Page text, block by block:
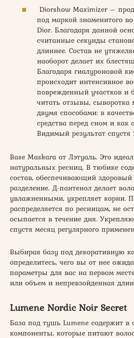
Diorshow Maximizer –
под маркой знаменитого
Dior. Благодаря данной
считанные секунды
длиннее. Состав не
наоборот делает их
Благодаря гиалуроновой
происходит интенсивное
поврежденный участков и
читать отзывы, сыворотка
двумя способами: в
средства перед сном и как
Видимый результат спустя
Base Maskara от Лэтуаль. Это
натуральных ресниц. В тюбике
состав, обеспечивающий
разделение. Д-пантенол делает
увлажненными, укрепляет корни.
распределяется по ресницам, не
осыпается в течение дня.
спустя месяц регулярного
Выбирая базу под декоративную
определитесь, чего вы от нее
параметры для вас на первом
или объем и непревзойденная
Lumene Nordic Noir Secret
База под тушь Lumene содержит
компоненты, которые питают